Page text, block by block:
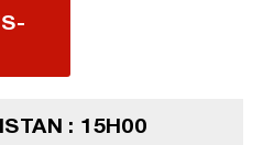
: 15H00